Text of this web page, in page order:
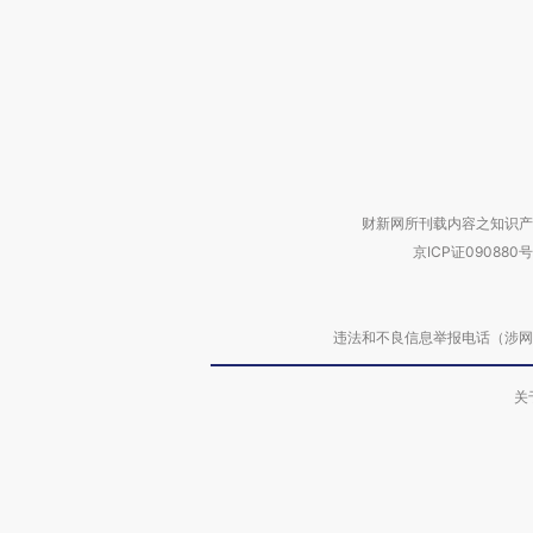
财新网所刊载内容之知识
京ICP证090880号
违法和不良信息举报电话（涉
关